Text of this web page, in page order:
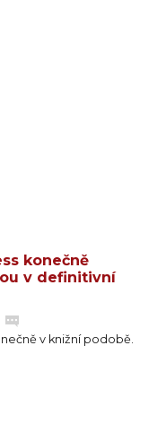
konečně
v definitivní
v knižní podobě.